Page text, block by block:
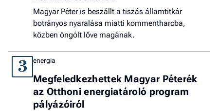
Magyar Péter is beszállt a tiszás államtitkár
botrányos nyaralása miatti kommentharcba,
közben öngólt lőve magának.
3 energia
Megfeledkezhettek Magyar Péterék
az Otthoni energiatároló program
pályázóiról